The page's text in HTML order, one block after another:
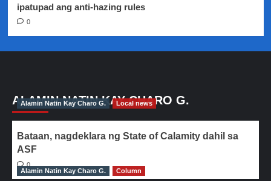
ipatupad ang anti-hazing rules
0
ALAMIN NATIN KAY CHARO G.
Alamin Natin Kay Charo G. Local news
Bataan, nagdeklara ng State of Calamity dahil sa
ASF
0
Alamin Natin Kay Charo G.
Column